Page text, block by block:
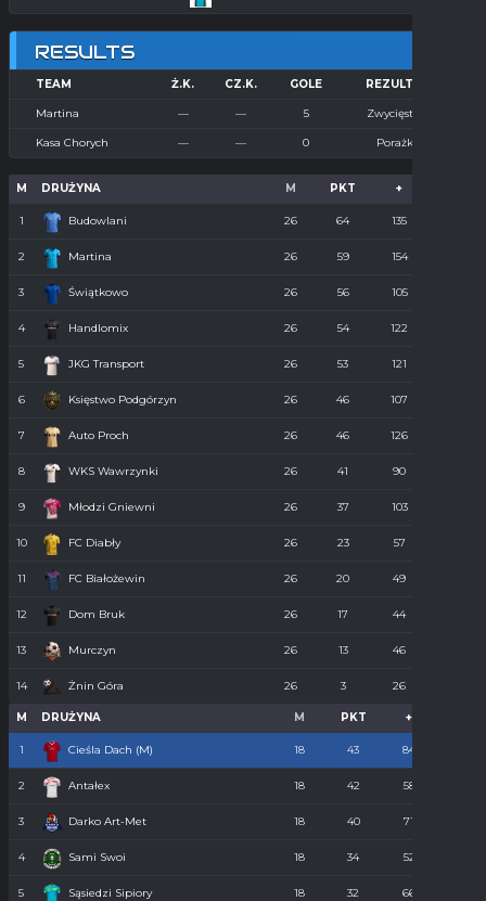
RESULTS
TEAM Ż.K. CZ.K. GOLE REZULTAT
Martina — — 5 Zwycięstwo
Kasa Chorych — — 0 Porażka
M DRUŻYNA M PKT +
1 Budowlani 26 64 135
2 Martina 26 59 154
3 Świątkowo 26 56 105
4 Handlomix 26 54 122
5 JKG Transport 26 53 121
6 Księstwo Podgórzyn 26 46 107
7 Auto Proch 26 46 126
8 WKS Wawrzynki 26 41 90
9 Młodzi Gniewni 26 37 103
10 FC Diabły 26 23 57
11 FC Białożewin 26 20 49
12 Dom Bruk 26 17 44
13 Murczyn 26 13 46
14 Żnin Góra 26 3 26
M DRUŻYNA M PKT +
1 Cieśla Dach (M) 18 43 84
2 Antałex 18 42 58
3 Darko Art-Met 18 40 71
4 Sami Swoi 18 34 52
5 Sąsiedzi Sipiory 18 32 66